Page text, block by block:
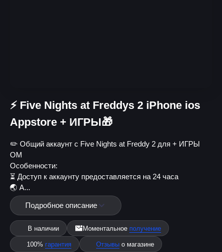
⚡ Five Nights at Freddys 2 iPhone ios
Appstore + ИГРЫ🎁
✏️ Общий аккаунт с Five Nights at Freddy 2 для + ИГРЫ
ОМ
Особенности:
⏳ Доступ к аккаунту предоставляется на 24 часа
🌏 А...
Подробное описание
В наличии Моментальное получение
100% гарантия Отзывы о магазине